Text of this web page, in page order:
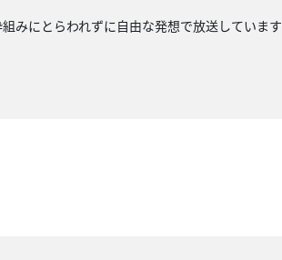
みにとらわれずに自由な発想で放送しています